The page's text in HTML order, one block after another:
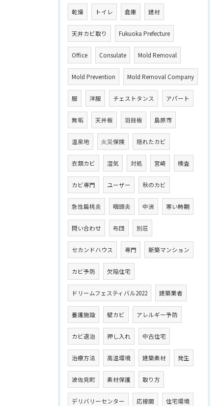
乾燥 トイレ 倉庫 建材
天井カビ取り Fukuoka Prefecture
Office Consulate Mold Removal
Mold Prevention Mold Removal Company
服 洋服 チェストタンス アパート
無垢 天井板 羽目板 島原市
温泉地 火災保険 隠れたカビ
衣類カビ 湿気 対処 宮崎 検査
カビ専門 ユーザー 秋のカビ
急性扁桃炎 咽頭炎 中洲 寒い時期
問い合わせ 布団 別荘
セカンドハウス 専門 新築マンション
カビ予防 欠陥住宅
ドリームフェスティバル2022 建築業者
養護施設 壁カビ アレルギー予防
カビ退治 押し入れ 中古住宅
治療方法 高温環境 建築素材 発生
波佐見町 素材保護 取り方
デリバリーセンター 応接間 住宅環境